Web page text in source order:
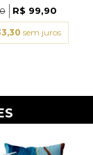
02 (COM
R$ 99,90
sem juros